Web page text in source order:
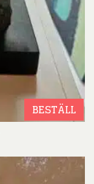
BESTÄLL